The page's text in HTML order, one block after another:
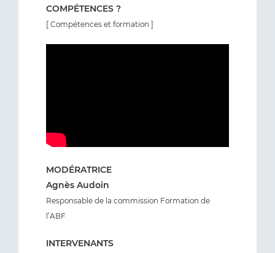
COMPÉTENCES ?
[ Compétences et formation ]
MODÉRATRICE
Agnès Audoin
Responsable de la commission Formation de
l’ABF
INTERVENANTS